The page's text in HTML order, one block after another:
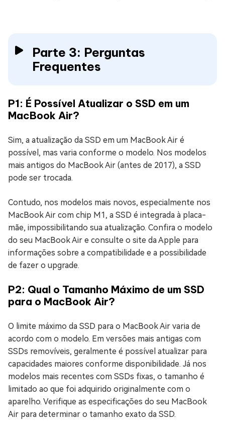
Parte 3: Perguntas
Frequentes
P1: É Possível Atualizar o SSD em um
MacBook Air?
Sim, a atualização da SSD em um MacBook Air é
possível, mas varia conforme o modelo. Nos modelos
mais antigos do MacBook Air (antes de 2017), a SSD
pode ser trocada.
Contudo, nos modelos mais novos, especialmente nos
MacBook Air com chip M1, a SSD é integrada à placa-
mãe, impossibilitando sua atualização. Confira o modelo
do seu MacBook Air e consulte o site da Apple para
informações sobre a compatibilidade e a possibilidade
de fazer o upgrade.
P2: Qual o Tamanho Máximo de um SSD
para o MacBook Air?
O limite máximo da SSD para o MacBook Air varia de
acordo com o modelo. Em versões mais antigas com
SSDs removíveis, geralmente é possível atualizar para
capacidades maiores conforme disponibilidade. Já nos
modelos mais recentes com SSDs fixas, o tamanho é
limitado ao que foi adquirido originalmente com o
aparelho. Verifique as especificações do seu MacBook
Air para determinar o tamanho exato da SSD.